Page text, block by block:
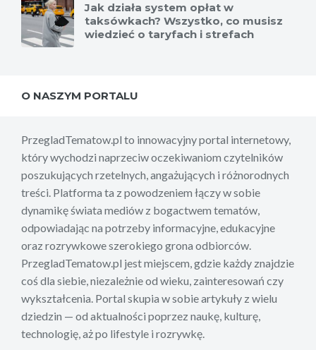
Jak działa system opłat w
taksówkach? Wszystko, co musisz
wiedzieć o taryfach i strefach
O NASZYM PORTALU
PrzegladTematow.pl to innowacyjny portal internetowy,
który wychodzi naprzeciw oczekiwaniom czytelników
poszukujących rzetelnych, angażujących i różnorodnych
treści. Platforma ta z powodzeniem łączy w sobie
dynamikę świata mediów z bogactwem tematów,
odpowiadając na potrzeby informacyjne, edukacyjne
oraz rozrywkowe szerokiego grona odbiorców.
PrzegladTematow.pl jest miejscem, gdzie każdy znajdzie
coś dla siebie, niezależnie od wieku, zainteresowań czy
wykształcenia. Portal skupia w sobie artykuły z wielu
dziedzin — od aktualności poprzez naukę, kulturę,
technologię, aż po lifestyle i rozrywkę.